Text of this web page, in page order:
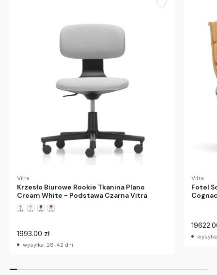
Vitra
Krzesło Biurowe Rookie Tkanina Plano
Cream White - Podstawa Czarna Vitra
1993.00 zł
wysyłka: 28-42 dni
Vitra
Fotel